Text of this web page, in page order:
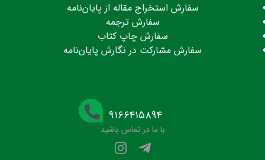
سفارش استخراج مقاله از پایان‌نامه
سفارش ترجمه
سفارش چاپ کتاب
سفارش مشارکت در نگارش پایان‌نامه
۹۱۶۶۴۱۵۸۹۴
با ما در تماس باشید